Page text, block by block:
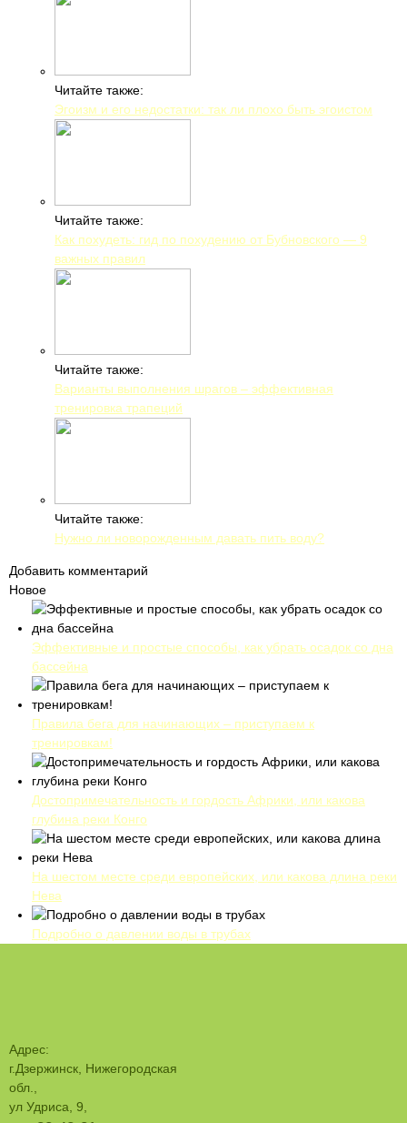
Читайте также:
Эгоизм и его недостатки: так ли плохо быть эгоистом
Читайте также:
Как похудеть: гид по похудению от Бубновского — 9
важных правил
Читайте также:
Варианты выполнения шрагов – эффективная
тренировка трапеций
Читайте также:
Нужно ли новорожденным давать пить воду?
Добавить комментарий
Новое
Эффективные и простые способы, как убрать осадок со дна
бассейна
Правила бега для начинающих – приступаем к
тренировкам!
Достопримечательность и гордость Африки, или какова
глубина реки Конго
На шестом месте среди европейских, или какова длина реки
Нева
Подробно о давлении воды в трубах
Адрес:
г.Дзержинск, Нижегородская
обл.,
ул Удриса, 9,